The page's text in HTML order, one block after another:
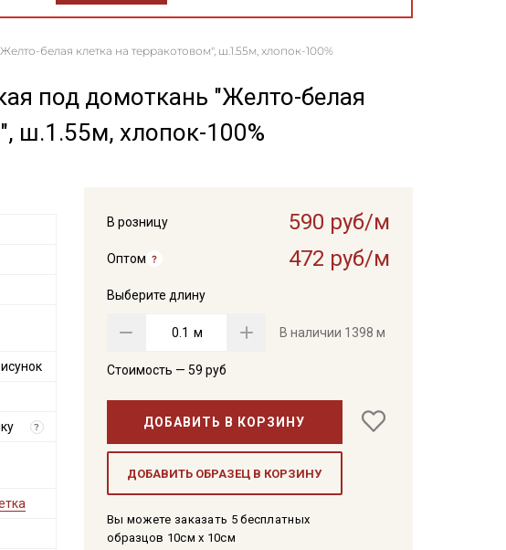
белая клетка на терракотовом", ш.1.55м, хлопок-100%
под домоткань "Желто-белая
ш.1.55м, хлопок-100%
В розницу 590 руб/м
Оптом 472 руб/м
Выберите длину
м В наличии 1398 м
Стоимость — 59 руб
ДОБАВИТЬ В КОРЗИНУ
ДОБАВИТЬ ОБРАЗЕЦ В КОРЗИНУ
Вы можете заказать 5 бесплатных
образцов 10см x 10см
?